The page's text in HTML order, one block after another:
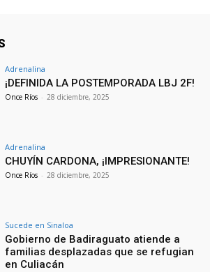
Adrenalina
¡DEFINIDA LA POSTEMPORADA LBJ 2F!
Once Ríos - 28 diciembre, 2025
Adrenalina
CHUYÍN CARDONA, ¡IMPRESIONANTE!
Once Ríos - 28 diciembre, 2025
Sucede en Sinaloa
Gobierno de Badiraguato atiende a
familias desplazadas que se refugian
en Culiacán